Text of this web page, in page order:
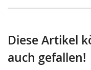
Diese Artikel
auch gefallen!